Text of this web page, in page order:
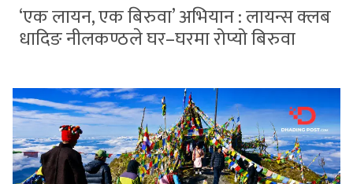
‘एक लायन, एक बिरुवा’ अभियान : लायन्स क्लब
धादिङ नीलकण्ठले घर–घरमा रोप्यो बिरुवा